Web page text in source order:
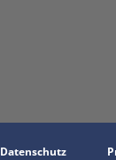
Datenschutz